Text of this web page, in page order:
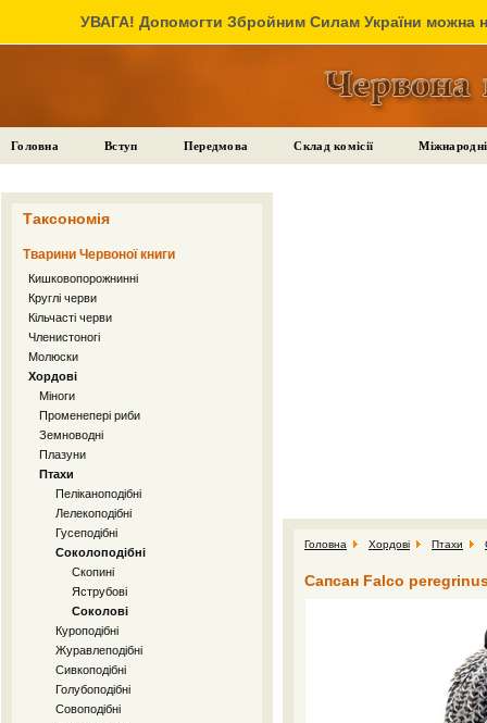
УВАГА! Допомогти Збройним Силам України можна
Головна Вступ Передмова Склад комісії
Таксономія
Тварини Червоної книги
Кишковопорожнинні
Круглі черви
Кільчасті черви
Членистоногі
Молюски
Хордові
Міноги
Променепері риби
Земноводні
Плазуни
Птахи
Пеліканоподібні
Лелекоподібні
Гусеподібні
Соколоподібні
Скопині
Яструбові
Соколові
Куроподібні
Журавлеподібні
Сивкоподібні
Голубоподібні
Совоподібні
Головна Хордові Птахи
Сапсан Falco